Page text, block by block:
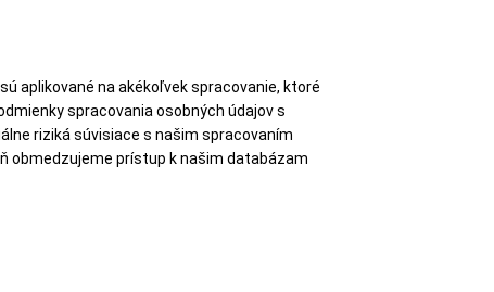
aplikované na akékoľvek spracovanie, ktoré
spracovania osobných údajov s
riziká súvisiace s našim spracovaním
obmedzujeme prístup k našim databázam